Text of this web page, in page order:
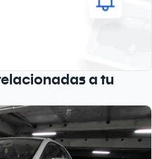
a tu